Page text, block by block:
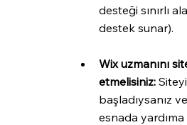
desteği sınırlı
destek sunar).
Wix uzmanını
etmelisiniz:
başladıysanız
esnada yardıma